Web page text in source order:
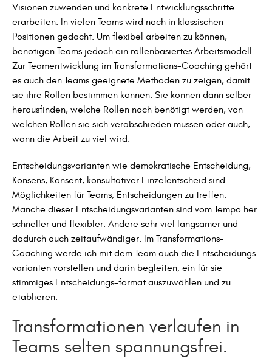
Visionen zuwenden und konkrete Entwicklungsschritte
erarbeiten. In vielen Teams wird noch in klassischen
Positionen gedacht. Um flexibel arbeiten zu können,
benötigen Teams jedoch ein rollenbasiertes Arbeitsmodell.
Zur Teamentwicklung im Transformations-Coaching gehört
es auch den Teams geeignete Methoden zu zeigen, damit
sie ihre Rollen bestimmen können. Sie können dann selber
herausfinden, welche Rollen noch benötigt werden, von
welchen Rollen sie sich verabschieden müssen oder auch,
wann die Arbeit zu viel wird.
Entscheidungsvarianten wie demokratische Entscheidung,
Konsens, Konsent, konsultativer Einzelentscheid sind
Möglichkeiten für Teams, Entscheidungen zu treffen.
Manche dieser Entscheidungsvarianten sind vom Tempo her
schneller und flexibler. Andere sehr viel langsamer und
dadurch auch zeitaufwändiger. Im Transformations-
Coaching werde ich mit dem Team auch die Entscheidungs-
varianten vorstellen und darin begleiten, ein für sie
stimmiges Entscheidungs-format auszuwählen und zu
etablieren.
Transformationen verlaufen in
Teams selten spannungsfrei.